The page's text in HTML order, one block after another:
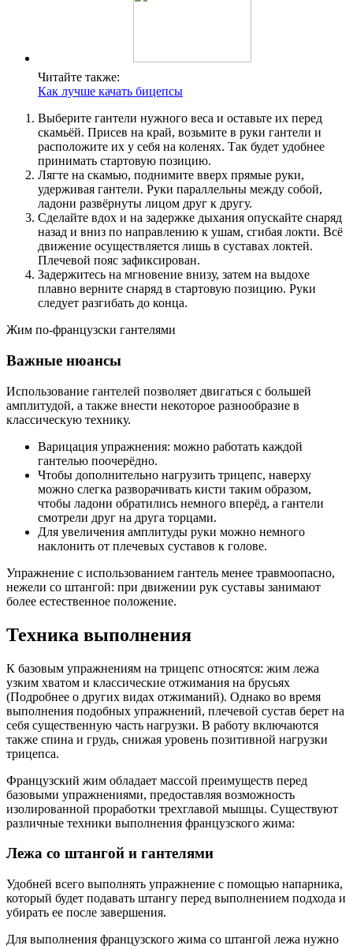
Читайте также:
Как лучше качать бицепсы
Выберите гантели нужного веса и оставьте их перед
скамьёй. Присев на край, возьмите в руки гантели и
расположите их у себя на коленях. Так будет удобнее
принимать стартовую позицию.
Лягте на скамью, поднимите вверх прямые руки,
удерживая гантели. Руки параллельны между собой,
ладони развёрнуты лицом друг к другу.
Сделайте вдох и на задержке дыхания опускайте снаряд
назад и вниз по направлению к ушам, сгибая локти. Всё
движение осуществляется лишь в суставах локтей.
Плечевой пояс зафиксирован.
Задержитесь на мгновение внизу, затем на выдохе
плавно верните снаряд в стартовую позицию. Руки
следует разгибать до конца.
Жим по-французски гантелями
Важные нюансы
Использование гантелей позволяет двигаться с большей
амплитудой, а также внести некоторое разнообразие в
классическую технику.
Варицация упражнения: можно работать каждой
гантелью поочерёдно.
Чтобы дополнительно нагрузить трицепс, наверху
можно слегка разворачивать кисти таким образом,
чтобы ладони обратились немного вперёд, а гантели
смотрели друг на друга торцами.
Для увеличения амплитуды руки можно немного
наклонить от плечевых суставов к голове.
Упражнение с использованием гантель менее травмоопасно,
нежели со штангой: при движении рук суставы занимают
более естественное положение.
Техника выполнения
К базовым упражнениям на трицепс относятся: жим лежа
узким хватом и классические отжимания на брусьях
(Подробнее о других видах отжиманий). Однако во время
выполнения подобных упражнений, плечевой сустав берет на
себя существенную часть нагрузки. В работу включаются
также спина и грудь, снижая уровень позитивной нагрузки
трицепса.
Французский жим обладает массой преимуществ перед
базовыми упражнениями, предоставляя возможность
изолированной проработки трехглавой мышцы. Существуют
различные техники выполнения французского жима:
Лежа со штангой и гантелями
Удобней всего выполнять упражнение с помощью напарника,
который будет подавать штангу перед выполнением подхода и
убирать ее после завершения.
Для выполнения французского жима со штангой лежа нужно